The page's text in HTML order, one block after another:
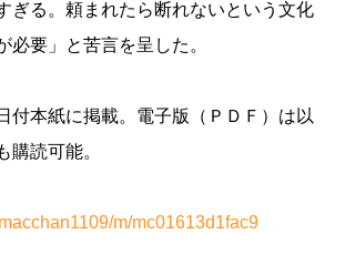
ぎる。頼まれたら断れないという文化
必要」と苦言を呈した。
付本紙に掲載。電子版（ＰＤＦ）は以
購読可能。
m/mc01613d1fac9